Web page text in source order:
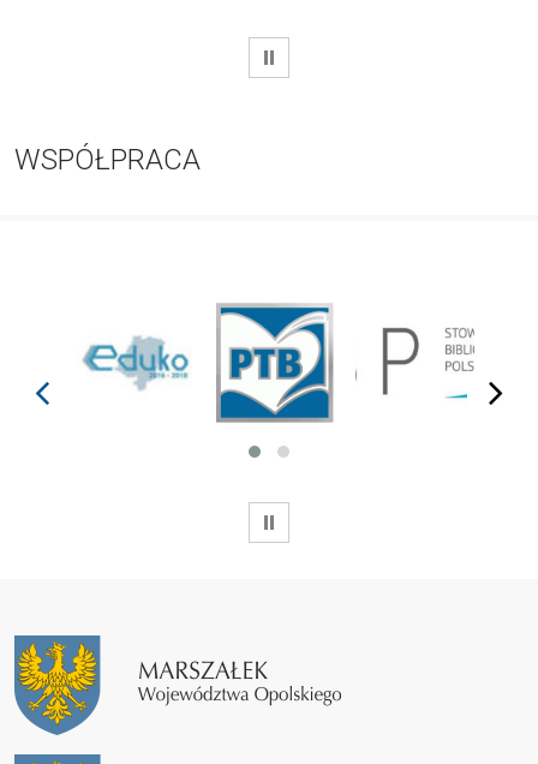
WSTRZYMAJ
WSPÓŁPRACA
prev next
WSTRZYMAJ